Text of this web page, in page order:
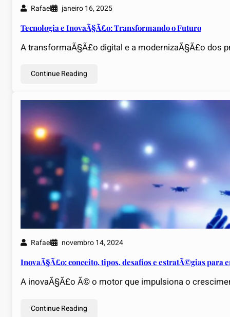
Rafael janeiro 16, 2025
Tecnologia e InovaÃ§Ã£o: Transformando o Futuro
A transformaÃ§Ã£o digital e a modernizaÃ§Ã£o dos
Continue Reading
Rafael novembro 14, 2024
InovaÃ§Ã£o: conceito, tipos, desafios e estratÃ©gias para
A inovaÃ§Ã£o Ã© o motor que impulsiona o
Continue Reading